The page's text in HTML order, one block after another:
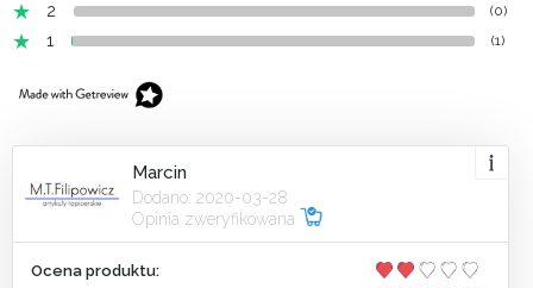
2 (0)
1 (1)
Marcin
Dodano: 2020-03-28
Opinia zweryfikowana
Ocena produktu: